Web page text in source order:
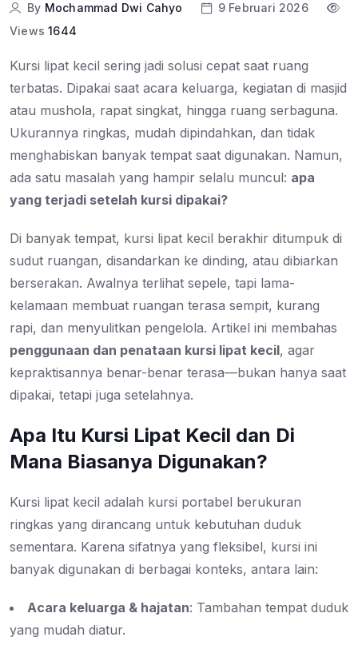
By Mochammad Dwi Cahyo
9 Februari 2026
Views 1644
Kursi lipat kecil sering jadi solusi cepat saat ruang
terbatas. Dipakai saat acara keluarga, kegiatan di masjid
atau mushola, rapat singkat, hingga ruang serbaguna.
Ukurannya ringkas, mudah dipindahkan, dan tidak
menghabiskan banyak tempat saat digunakan. Namun,
ada satu masalah yang hampir selalu muncul: apa
yang terjadi setelah kursi dipakai?
Di banyak tempat, kursi lipat kecil berakhir ditumpuk di
sudut ruangan, disandarkan ke dinding, atau dibiarkan
berserakan. Awalnya terlihat sepele, tapi lama-
kelamaan membuat ruangan terasa sempit, kurang
rapi, dan menyulitkan pengelola. Artikel ini membahas
penggunaan dan penataan kursi lipat kecil, agar
kepraktisannya benar-benar terasa—bukan hanya saat
dipakai, tetapi juga setelahnya.
Apa Itu Kursi Lipat Kecil dan Di
Mana Biasanya Digunakan?
Kursi lipat kecil adalah kursi portabel berukuran
ringkas yang dirancang untuk kebutuhan duduk
sementara. Karena sifatnya yang fleksibel, kursi ini
banyak digunakan di berbagai konteks, antara lain:
Acara keluarga & hajatan: Tambahan tempat duduk
yang mudah diatur.